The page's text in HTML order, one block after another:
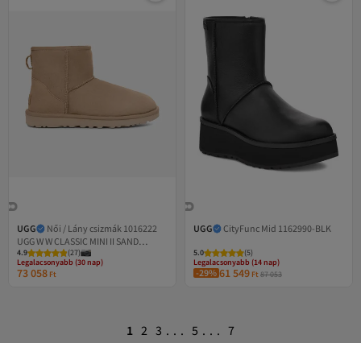
UGG
Női / Lány csizmák 1016222
UGG W W CLASSIC MINI II SAND
(homokszínű)
4.9 (27)
Legalacsonyabb (30 nap)
Ingyenes szállítás
73 058 Ft
UGG CityFunc Mid 1162990-BLK
5.0 (5)
Legalacsonyabb (14 nap)
Ingyenes szállítás
Legalacsonyabb (14 nap)
-29% 61 549 Ft87 053
1 2 3 ... 5 ... 7